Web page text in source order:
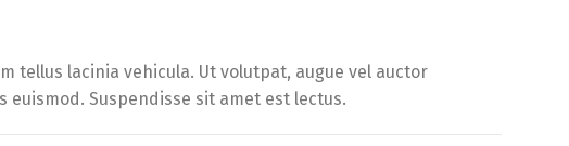
tellus lacinia vehicula. Ut volutpat, augue vel auctor
Suspendisse sit amet est lectus.